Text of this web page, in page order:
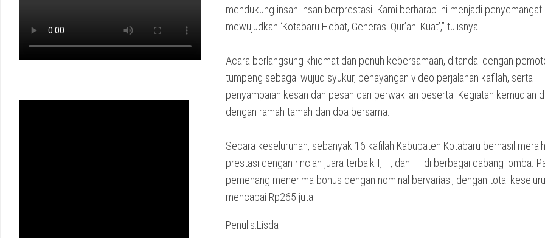
mendukung insan-insan berprestasi. Kami berharap ini menjadi penyemangat
mewujudkan ‘Kotabaru Hebat, Generasi Qur’ani Kuat’,” tulisnya.
Acara berlangsung khidmat dan penuh kebersamaan, ditandai dengan
tumpeng sebagai wujud syukur, penayangan video perjalanan kafilah, serta
penyampaian kesan dan pesan dari perwakilan peserta. Kegiatan kemudian
dengan ramah tamah dan doa bersama.
Secara keseluruhan, sebanyak 16 kafilah Kabupaten Kotabaru berhasil meraih
prestasi dengan rincian juara terbaik I, II, dan III di berbagai cabang lomba.
pemenang menerima bonus dengan nominal bervariasi, dengan total
mencapai Rp265 juta.
Penulis:Lisda